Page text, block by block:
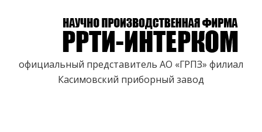
официальный представитель АО «ГРПЗ» филиал
Касимовский приборный завод